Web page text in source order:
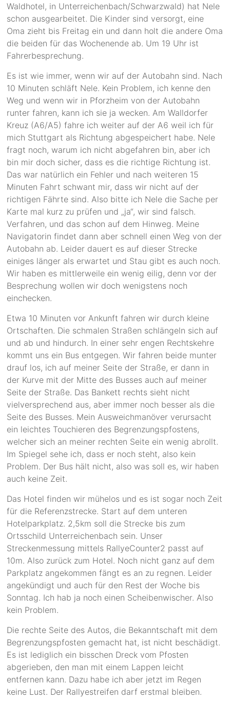
Waldhotel, in Unterreichenbach/Schwarzwald) hat Nele
schon ausgearbeitet. Die Kinder sind versorgt, eine
Oma zieht bis Freitag ein und dann holt die andere Oma
die beiden für das Wochenende ab. Um 19 Uhr ist
Fahrerbesprechung.
Es ist wie immer, wenn wir auf der Autobahn sind. Nach
10 Minuten schläft Nele. Kein Problem, ich kenne den
Weg und wenn wir in Pforzheim von der Autobahn
runter fahren, kann ich sie ja wecken. Am Walldorfer
Kreuz (A6/A5) fahre ich weiter auf der A6 weil ich für
mich Stuttgart als Richtung abgespeichert habe. Nele
fragt noch, warum ich nicht abgefahren bin, aber ich
bin mir doch sicher, dass es die richtige Richtung ist.
Das war natürlich ein Fehler und nach weiteren 15
Minuten Fahrt schwant mir, dass wir nicht auf der
richtigen Fährte sind. Also bitte ich Nele die Sache per
Karte mal kurz zu prüfen und „ja“, wir sind falsch.
Verfahren, und das schon auf dem Hinweg. Meine
Navigatorin findet dann aber schnell einen Weg von der
Autobahn ab. Leider dauert es auf dieser Strecke
einiges länger als erwartet und Stau gibt es auch noch.
Wir haben es mittlerweile ein wenig eilig, denn vor der
Besprechung wollen wir doch wenigstens noch
einchecken.
Etwa 10 Minuten vor Ankunft fahren wir durch kleine
Ortschaften. Die schmalen Straßen schlängeln sich auf
und ab und hindurch. In einer sehr engen Rechtskehre
kommt uns ein Bus entgegen. Wir fahren beide munter
drauf los, ich auf meiner Seite der Straße, er dann in
der Kurve mit der Mitte des Busses auch auf meiner
Seite der Straße. Das Bankett rechts sieht nicht
vielversprechend aus, aber immer noch besser als die
Seite des Busses. Mein Ausweichmanöver verursacht
ein leichtes Touchieren des Begrenzungspfostens,
welcher sich an meiner rechten Seite ein wenig abrollt.
Im Spiegel sehe ich, dass er noch steht, also kein
Problem. Der Bus hält nicht, also was soll es, wir haben
auch keine Zeit.
Das Hotel finden wir mühelos und es ist sogar noch Zeit
für die Referenzstrecke. Start auf dem unteren
Hotelparkplatz. 2,5km soll die Strecke bis zum
Ortsschild Unterreichenbach sein. Unser
Streckenmessung mittels RallyeCounter2 passt auf
10m. Also zurück zum Hotel. Noch nicht ganz auf dem
Parkplatz angekommen fängt es an zu regnen. Leider
angekündigt und auch für den Rest der Woche bis
Sonntag. Ich hab ja noch einen Scheibenwischer. Also
kein Problem.
Die rechte Seite des Autos, die Bekanntschaft mit dem
Begrenzungspfosten gemacht hat, ist nicht beschädigt.
Es ist lediglich ein bisschen Dreck vom Pfosten
abgerieben, den man mit einem Lappen leicht
entfernen kann. Dazu habe ich aber jetzt im Regen
keine Lust. Der Rallyestreifen darf erstmal bleiben.